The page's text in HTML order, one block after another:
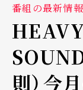
番組の最新情報
則）――